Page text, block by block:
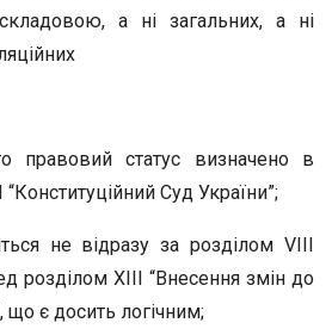
а ні загальних, а ні
статус визначено в
Суд України”;
не відразу за розділом VIII
розділом XIII “Внесення змін до
що є досить логічним;